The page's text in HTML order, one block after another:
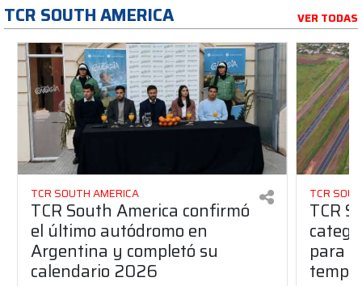
TCR SOUTH AMERICA VER TODAS
TCR SOUTH AMERICA
TCR South America confirmó
el último autódromo en
Argentina y completó su
calendario 2026
TCR
TCR
para